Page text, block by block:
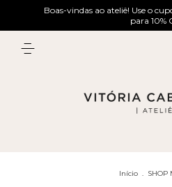
Boas-vindas ao ateliê! Use o
para 10%
Início . SHOP